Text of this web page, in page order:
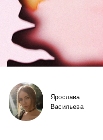
Ярослава
Васильева